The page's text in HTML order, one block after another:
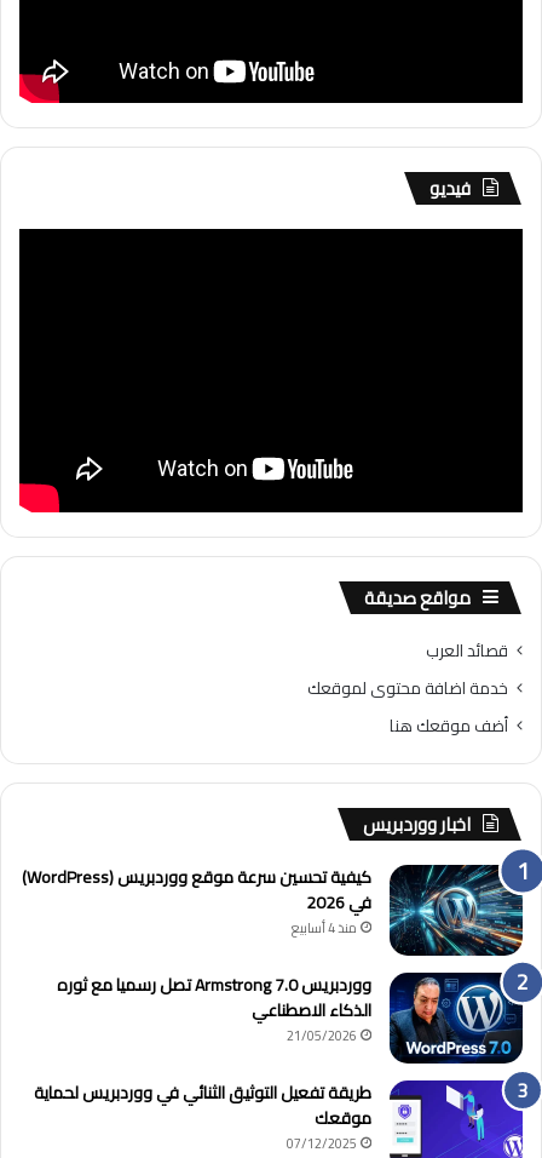
فيديو
مواقع صديقة
قصائد العرب
خدمة اضافة محتوى لموقعك
أضف موقعك هنا
اخبار ووردبريس
كيفية تحسين سرعة موقع ووردبريس (WordPress)
في 2026
منذ 4 أسابيع
ووردبريس 7.0 Armstrong تصل رسميا مع ثوره
الذكاء الاصطناعي
21/05/2026
طريقة تفعيل التوثيق الثنائي في ووردبريس لحماية
موقعك
07/12/2025